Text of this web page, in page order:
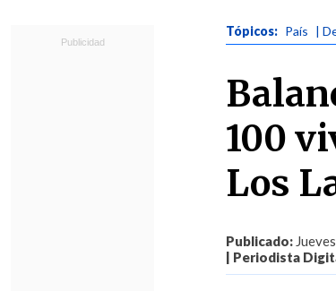
Tópicos: País |
100
Los
Publicado:
| Periodista